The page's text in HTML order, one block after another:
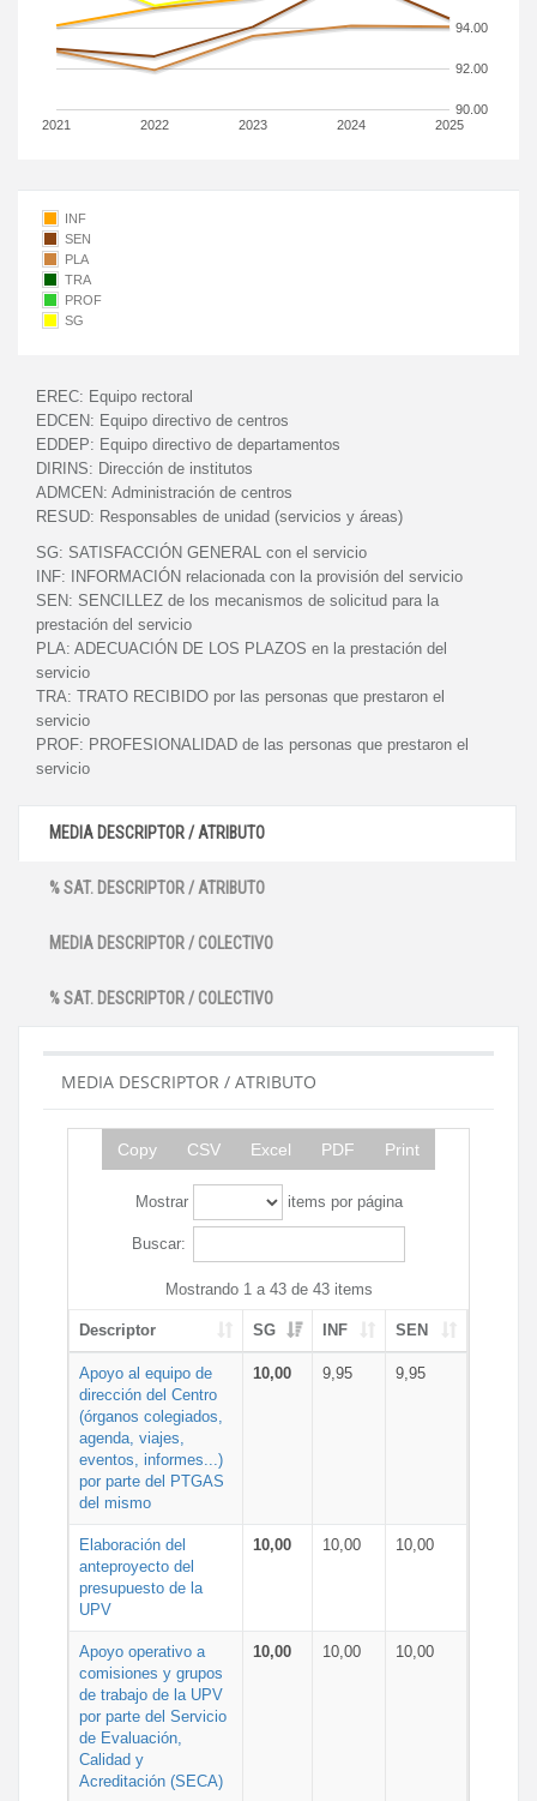
2021 2022 2023 2024 2025
90.00
92.00
94.00
INF
SEN
PLA
TRA
PROF
SG
EREC: Equipo rectoral
EDCEN: Equipo directivo de centros
EDDEP: Equipo directivo de departamentos
DIRINS: Dirección de institutos
ADMCEN: Administración de centros
RESUD: Responsables de unidad (servicios y áreas)
SG: SATISFACCIÓN GENERAL con el servicio
INF:
INFORMACIÓN relacionada con la provisión del servicio
SEN: SENCILLEZ de los mecanismos de solicitud para la
prestación del servicio
PLA: ADECUACIÓN DE LOS PLAZOS en la prestación del
servicio
TRA: TRATO RECIBIDO por las personas que prestaron el
servicio
PROF: PROFESIONALIDAD de las personas que prestaron el
servicio
MEDIA DESCRIPTOR / ATRIBUTO
% SAT. DESCRIPTOR / ATRIBUTO
MEDIA DESCRIPTOR / COLECTIVO
% SAT. DESCRIPTOR / COLECTIVO
MEDIA DESCRIPTOR / ATRIBUTO
Copy CSV Excel PDF Print
Mostrar items por página
Buscar:
Mostrando 1 a 43 de 43 items
Descriptor SG INF SEN
Apoyo al equipo de
dirección del Centro
(órganos colegiados,
agenda, viajes,
eventos, informes...)
por parte del PTGAS
del mismo
10,00 9,95 9,95
Elaboración del
anteproyecto del
presupuesto de la
UPV
10,00 10,00 10,00
Apoyo operativo a
comisiones y grupos
de trabajo de la UPV
por parte del Servicio
de Evaluación,
Calidad y
Acreditación (SECA)
10,00 10,00 10,00